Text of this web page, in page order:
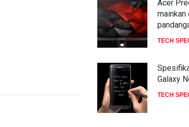
TECH
Trend
gencar
Acer
mainkan
TECH
Galaxy
TECH